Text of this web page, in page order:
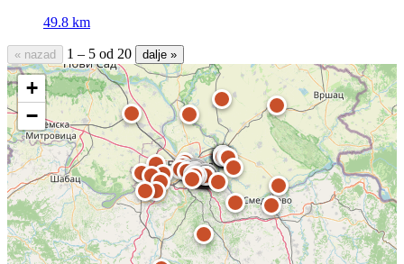
49.8 km
« nazad 1 – 5 od 20 dalje »
+
−